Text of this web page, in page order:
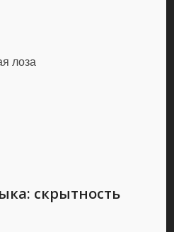
лоза
скрытность